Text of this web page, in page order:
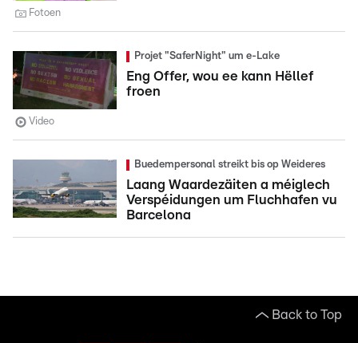
Fotoen
Projet "SaferNight" um e-Lake
Eng Offer, wou ee kann Hëllef
froen
Video
Buedempersonal streikt bis op Weideres
Laang Waardezäiten a méiglech
Verspéidungen um Fluchhafen vu
Barcelona
Back to Top